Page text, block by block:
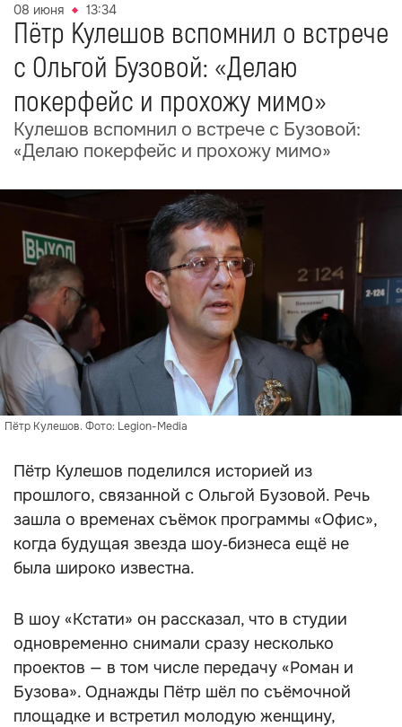
08 июня 13:34
Пётр Кулешов вспомнил о встрече
с Ольгой Бузовой: «Делаю
покерфейс и прохожу мимо»
Кулешов вспомнил о встрече с Бузовой:
«Делаю покерфейс и прохожу мимо»
Пётр Кулешов. Фото: Legion-Media
Пётр Кулешов поделился историей из
прошлого, связанной с Ольгой Бузовой. Речь
зашла о временах съёмок программы «Офис»,
когда будущая звезда шоу‑бизнеса ещё не
была широко известна.
В шоу «Кстати» он рассказал, что в студии
одновременно снимали сразу несколько
проектов — в том числе передачу «Роман и
Бузова». Однажды Пётр шёл по съёмочной
площадке и встретил молодую женщину,